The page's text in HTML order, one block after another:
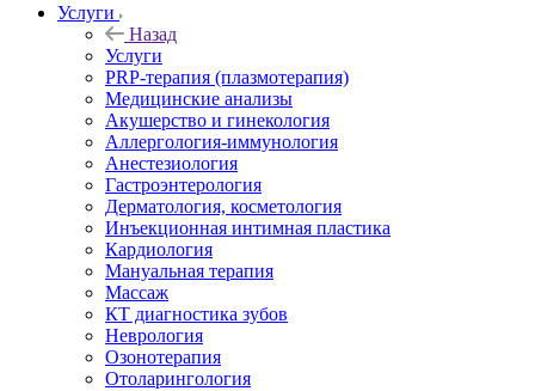
Услуги
Назад
Услуги
PRP-терапия (плазмотерапия)
Медицинские анализы
Акушерство и гинекология
Аллергология-иммунология
Анестезиология
Гастроэнтерология
Дерматология, косметология
Инъекционная интимная пластика
Кардиология
Мануальная терапия
Массаж
КТ диагностика зубов
Неврология
Озонотерапия
Отоларингология